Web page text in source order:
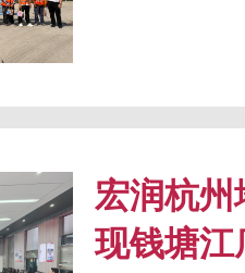
宏润杭
现钱塘江